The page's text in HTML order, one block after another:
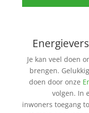
Je kan veel doen
brengen.
doen door onze
volgen. In
inwoners toegang